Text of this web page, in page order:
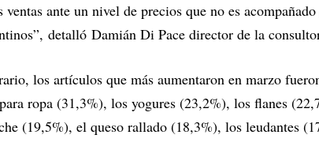
ventas ante un nivel de precios que no es
detalló Damián Di Pace director de la
los artículos que más aumentaron en marzo
ropa (31,3%), los yogures (23,2%), los flanes
(19,5%), el queso rallado (18,3%), los leudantes